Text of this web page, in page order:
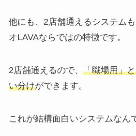
他にも、2店舗通えるシステム
オLAVAならではの特徴です。
2店舗通えるので、 「職場用」
い分けができます。
これが結構面白いシステムなん